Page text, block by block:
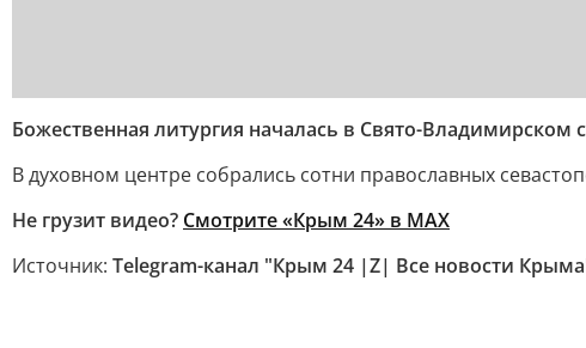
Божественная литургия началась в Свято-Владимирском
В духовном центре собрались сотни православных
Не грузит видео? Смотрите «Крым 24» в MAX
Источник: Telegram-канал "Крым 24 |Z| Все новости